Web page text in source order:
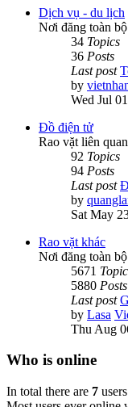
Dịch vụ - du lịch
Nơi đăng toàn
34 Topics
36 Posts
Last post
by
Wed Jul
Đồ điện tử
Rao vặt liên
92 Topics
94 Posts
Last post
by
Sat May
Rao vặt khác
Nơi đăng toàn
5671
5880 Posts
Last post
by Lasa
Thu Aug
Who is online
In total there are 7